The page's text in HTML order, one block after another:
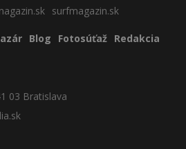
surfmagazin.sk
Blog Fotosúťaž Redakcia
03 Bratislava